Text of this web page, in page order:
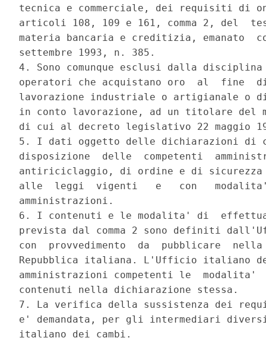
tecnica e commerciale, dei requisiti
articoli 108, 109 e 161, comma 2, del
materia bancaria e creditizia, emanato
settembre 1993, n. 385.
4. Sono comunque esclusi dalla
operatori che acquistano oro  al  fine
lavorazione industriale o artigianale o
in conto lavorazione, ad un titolare del
di cui al decreto legislativo 22 maggio
5. I dati oggetto delle dichiarazioni di
disposizione  delle  competenti
antiriciclaggio, di ordine e di
alle  leggi  vigenti   e   con
amministrazioni.
6. I contenuti e le modalita' di
prevista dal comma 2 sono definiti
con  provvedimento  da  pubblicare
Repubblica italiana. L'Ufficio italiano
amministrazioni competenti le
contenuti nella dichiarazione stessa.
7. La verifica della sussistenza dei
e' demandata, per gli intermediari
italiano dei cambi.